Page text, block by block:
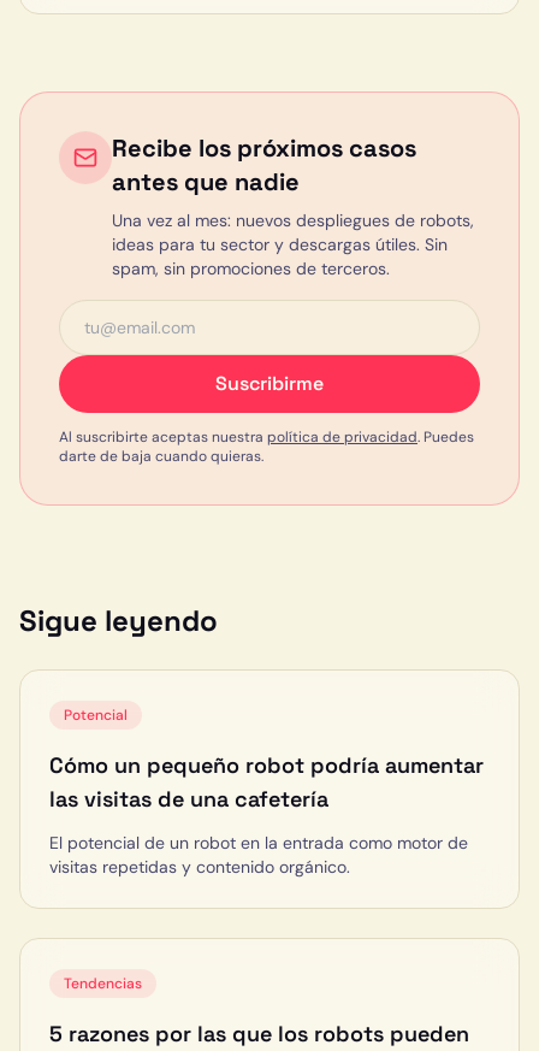
Recibe los próximos casos
antes que nadie
Una vez al mes: nuevos despliegues de robots,
ideas para tu sector y descargas útiles. Sin
spam, sin promociones de terceros.
Suscribirme
Al suscribirte aceptas nuestra política de privacidad. Puedes
darte de baja cuando quieras.
Sigue leyendo
Potencial
Cómo un pequeño robot podría aumentar
las visitas de una cafetería
El potencial de un robot en la entrada como motor de
visitas repetidas y contenido orgánico.
Tendencias
5 razones por las que los robots pueden